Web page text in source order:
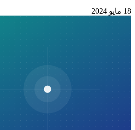
18 مايو 2024